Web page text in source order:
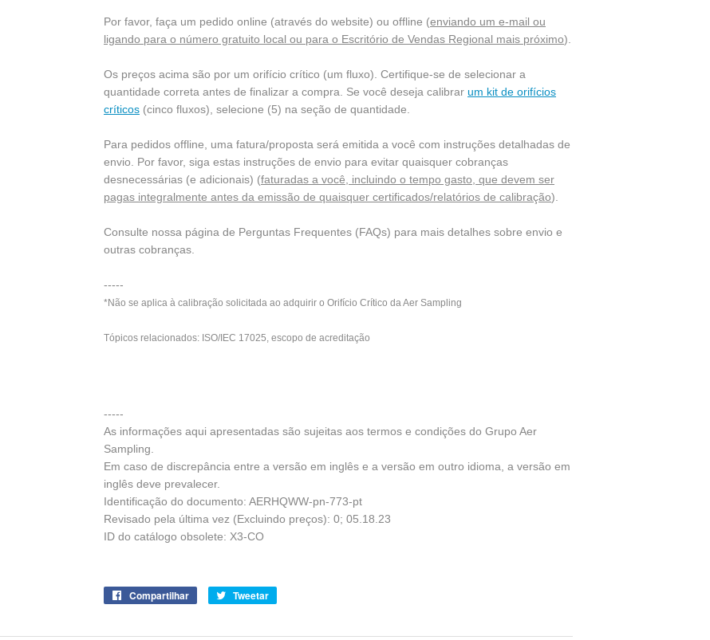
Por favor, faça um pedido online (através do website) ou offline (enviando um e-mail ou
ligando para o número gratuito local ou para o Escritório de Vendas Regional mais próximo).
Os preços acima são por um orifício crítico (um fluxo). Certifique-se de selecionar a
quantidade correta antes de finalizar a compra. Se você deseja calibrar um kit de orifícios
críticos (cinco fluxos), selecione (5) na seção de quantidade.
Para pedidos offline, uma fatura/proposta será emitida a você com instruções detalhadas de
envio. Por favor, siga estas instruções de envio para evitar quaisquer cobranças
desnecessárias (e adicionais) (faturadas a você, incluindo o tempo gasto, que devem ser
pagas integralmente antes da emissão de quaisquer certificados/relatórios de calibração).
Consulte nossa página de Perguntas Frequentes (FAQs) para mais detalhes sobre envio e
outras cobranças.
-----
*Não se aplica à calibração solicitada ao adquirir o Orifício Crítico da Aer Sampling
Tópicos relacionados: ISO/IEC 17025, escopo de acreditação
-----
As informações aqui apresentadas são sujeitas aos termos e condições do Grupo Aer
Sampling.
Em caso de discrepância entre a versão em inglês e a versão em outro idioma, a versão em
inglês deve prevalecer.
Identificação do documento: AERHQWW-pn-773-pt
Revisado pela última vez (Excluindo preços): 0; 05.18.23
ID do catálogo obsolete: X3-CO
Compartilhar
CompartilheTweetar